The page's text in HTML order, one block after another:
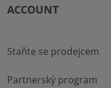
ACCOUNT
Staňte se prodejcem
Partnerský program